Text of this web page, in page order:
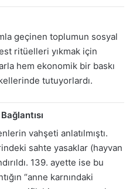
geçinen toplumun sosyal
ritüelleri yıkmak için
hem ekonomik bir baskı
tutuyorlardı.
vahşeti anlatılmıştı.
sahte yasaklar (hayvan
139. ayette ise bu
“anne karnındaki